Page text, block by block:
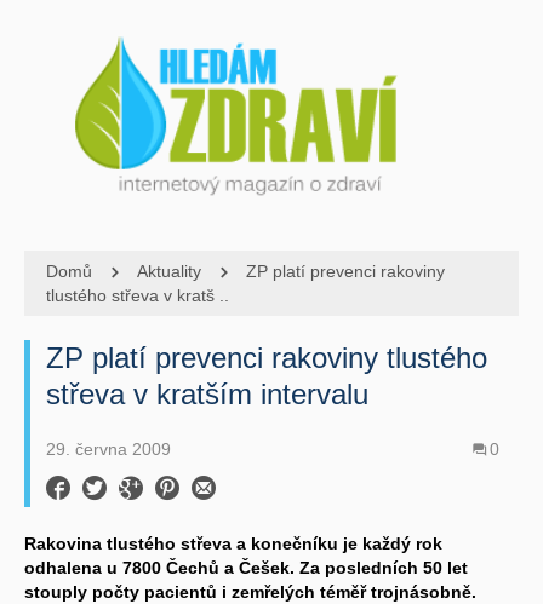
Domů Aktuality
ZP platí prevenci rakoviny
tlustého střeva v kratš ..
ZP platí prevenci rakoviny tlustého
střeva v kratším intervalu
29. června 2009 0
Rakovina tlustého střeva a konečníku je každý rok
odhalena u 7800 Čechů a Češek. Za posledních 50 let
stouply počty pacientů i zemřelých téměř trojnásobně.